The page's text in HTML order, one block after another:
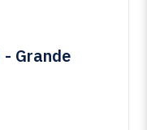
- Grande